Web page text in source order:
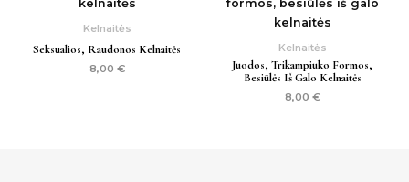
Kelnaitės
Seksualios, Raudonos Kelnaitės
8,00 €
Kelnaitės
Juodos, Trikampiuko Formos,
Besiūlės Iš Galo Kelnaitės
8,00 €